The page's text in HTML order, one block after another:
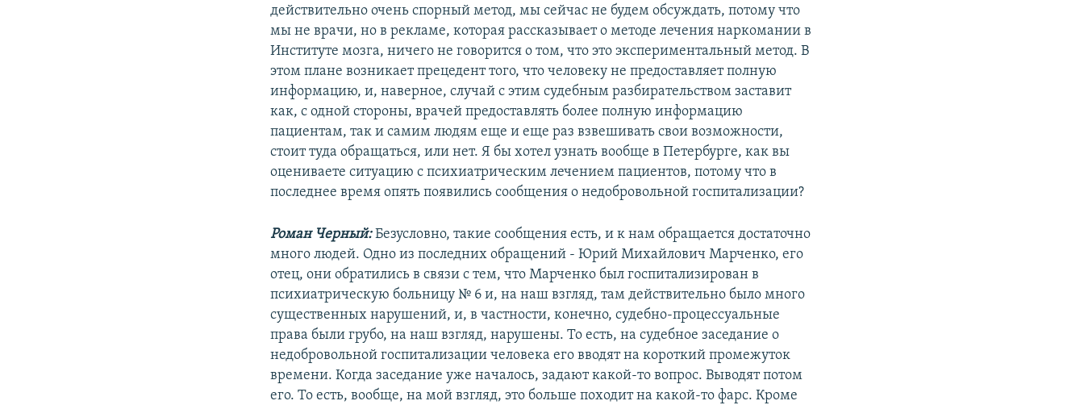
действительно очень спорный метод, мы сейчас не будем обсуждать, потому что
мы не врачи, но в рекламе, которая рассказывает о методе лечения наркомании в
Институте мозга, ничего не говорится о том, что это экспериментальный метод. В
этом плане возникает прецедент того, что человеку не предоставляет полную
информацию, и, наверное, случай с этим судебным разбирательством заставит
как, с одной стороны, врачей предоставлять более полную информацию
пациентам, так и самим людям еще и еще раз взвешивать свои возможности,
стоит туда обращаться, или нет. Я бы хотел узнать вообще в Петербурге, как вы
оцениваете ситуацию с психиатрическим лечением пациентов, потому что в
последнее время опять появились сообщения о недобровольной госпитализации?
Роман Черный:Безусловно, такие сообщения есть, и к нам обращается достаточно
много людей. Одно из последних обращений - Юрий Михайлович Марченко, его
отец, они обратились в связи с тем, что Марченко был госпитализирован в
психиатрическую больницу № 6 и, на наш взгляд, там действительно было много
существенных нарушений, и, в частности, конечно, судебно-процессуальные
права были грубо, на наш взгляд, нарушены. То есть, на судебное заседание о
недобровольной госпитализации человека его вводят на короткий промежуток
времени. Когда заседание уже началось, задают какой-то вопрос. Выводят потом
его. То есть, вообще, на мой взгляд, это больше походит на какой-то фарс. Кроме